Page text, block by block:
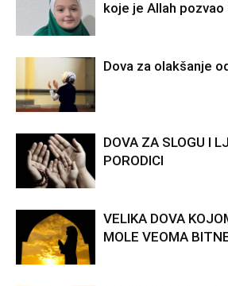
koje je Allah pozvao
Dova za olakšanje
DOVA ZA SLOGU I
PORODICI
VELIKA DOVA
MOLE VEOMA